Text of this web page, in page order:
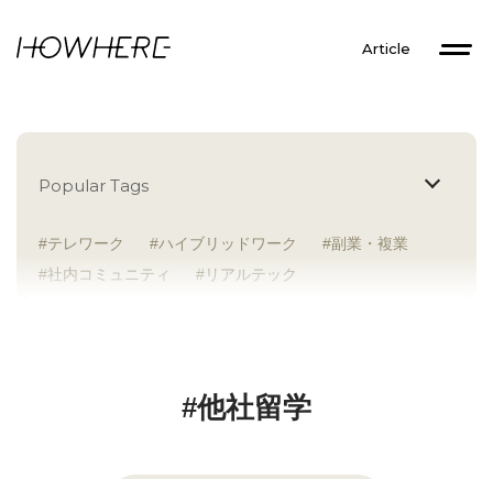
Article
Popular Tags
テレワーク ハイブリッドワーク
副業・複業
社内コミュニティ
リアルテック
ラボラトリー
#他社留学